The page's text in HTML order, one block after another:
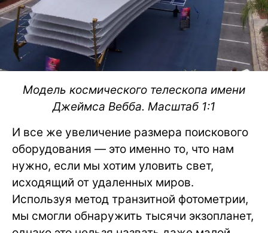
Модель космического телескопа имени
Джеймса Вебба. Масштаб 1:1
И все же увеличение размера поискового
оборудования — это именно то, что нам
нужно, если мы хотим уловить свет,
исходящий от удаленных миров.
Используя метод транзитной фотометрии,
мы смогли обнаружить тысячи экзопланет,